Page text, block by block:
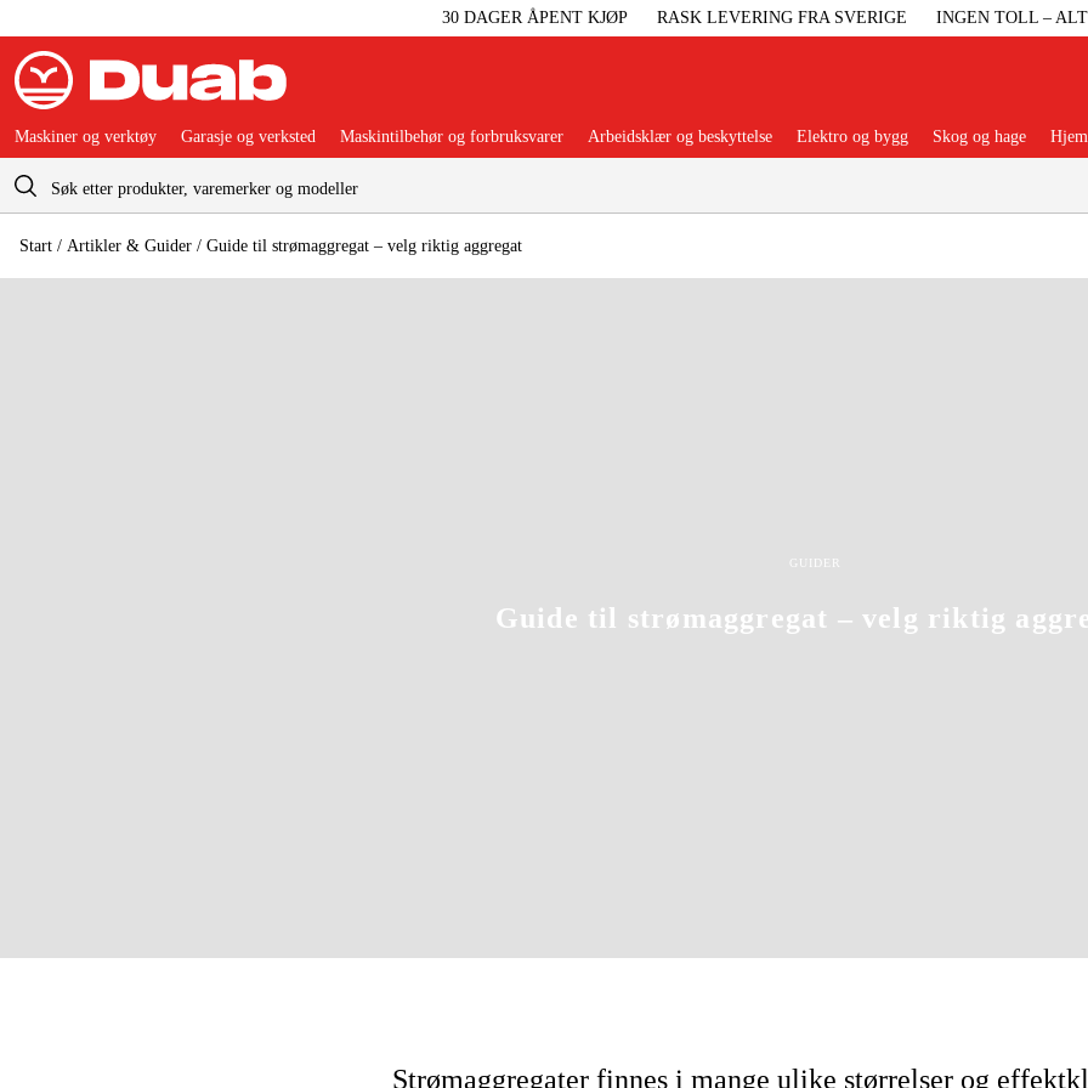
30 DAGER ÅPENT KJØP RASK LEVERING FRA SVERIGE INGEN TOLL –
Maskiner og verktøy Garasje og verksted Maskintilbehør og forbruksvarer Arbeidsklær og beskyttelse Elektro og bygg Skog og hage
Start / Artikler & Guider / Guide til strømaggregat – velg riktig aggregat
GUIDER
Guide til strømaggregat – velg riktig
Strømaggregater finnes i mange ulike størrelser og